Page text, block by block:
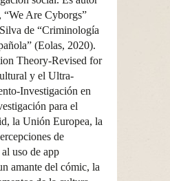
Are Cyborgs”
de “Criminología
(Eolas, 2020).
Theory-Revised for
y el Ultra-
Investigación en
para el
la Unión Europea, la
de
uso de app
amante del cómic, la